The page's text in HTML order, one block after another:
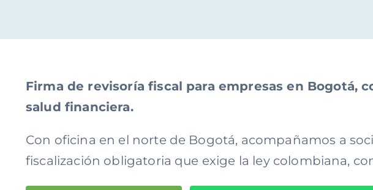
Firma de revisoría fiscal para empresas en Bogotá,
salud financiera.
Con oficina en el norte de Bogotá, acompañamos a
fiscalización obligatoria que exige la ley colombiana,